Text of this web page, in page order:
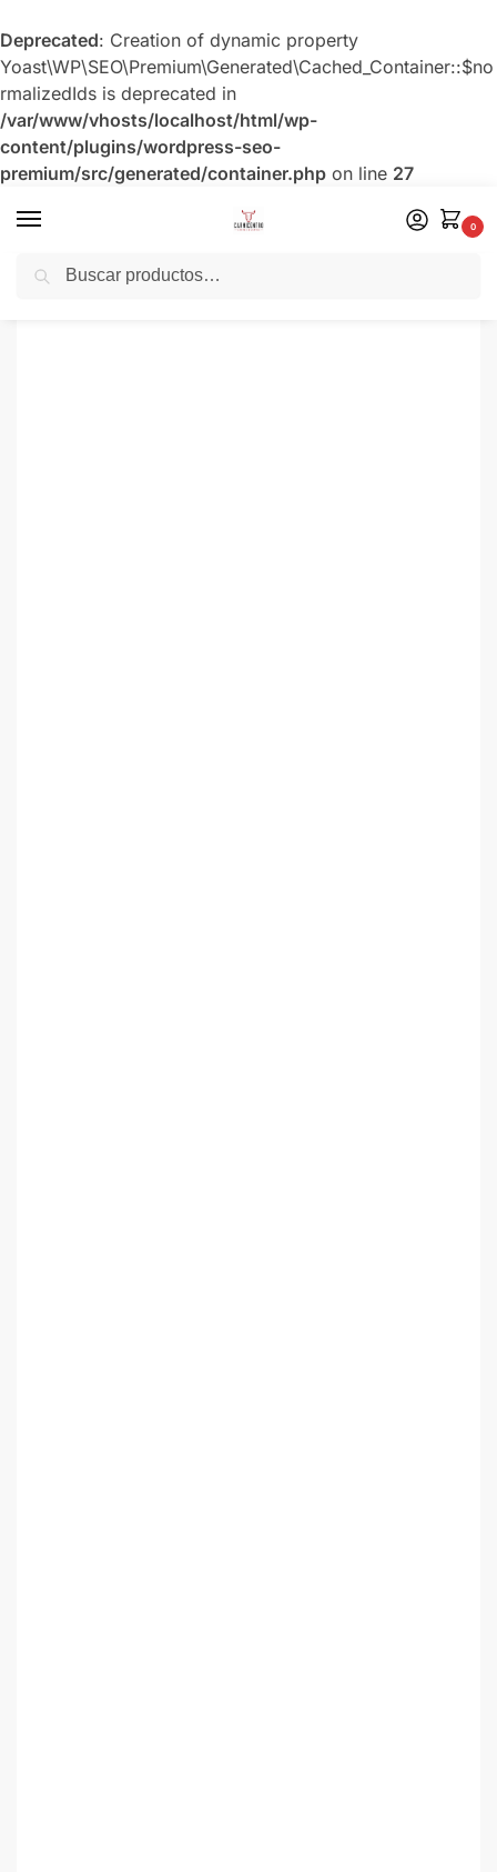
Deprecated: Creation of dynamic property
Yoast\WP\SEO\Premium\Generated\Cached_Container::$no
rmalizedIds is deprecated in
/var/www/vhosts/localhost/html/wp-
content/plugins/wordpress-seo-
premium/src/generated/container.php on line 27
0
Inicio Menudencia Nacional